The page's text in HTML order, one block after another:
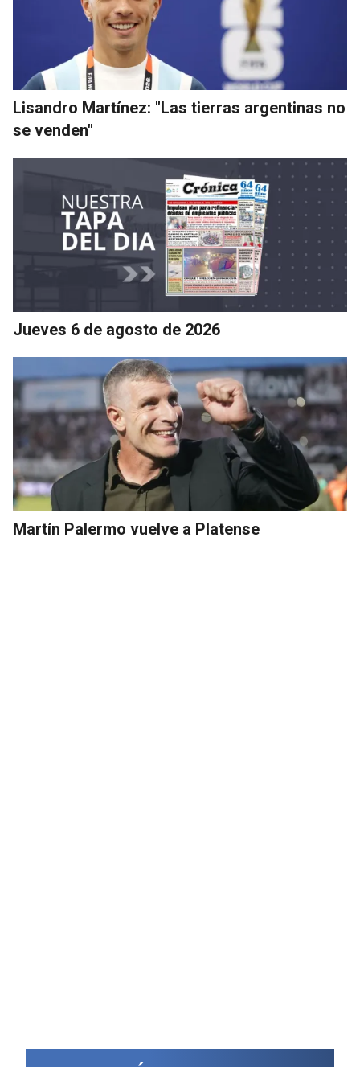
Lisandro Martínez: "Las tierras argentinas no
se venden"
Jueves 6 de agosto de 2026
Martín Palermo vuelve a Platense